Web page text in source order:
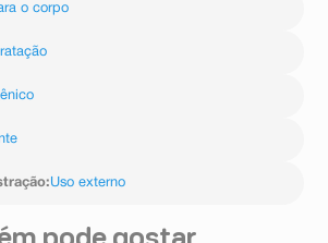
o corpo
:Uso externo